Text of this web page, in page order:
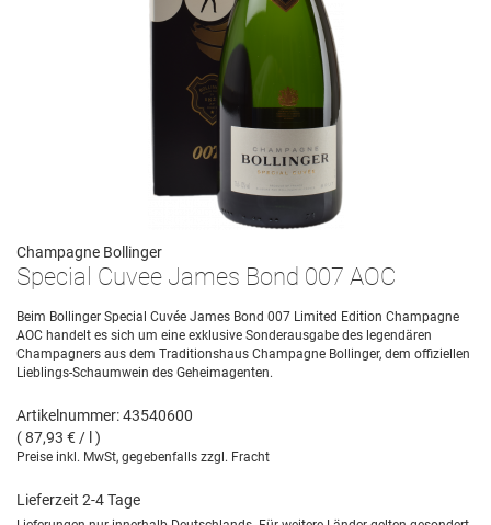
Champagne Bollinger
Special Cuvee James Bond 007 AOC
Beim Bollinger Special Cuvée James Bond 007 Limited Edition Champagne
AOC handelt es sich um eine exklusive Sonderausgabe des legendären
Champagners aus dem Traditionshaus Champagne Bollinger, dem offiziellen
Lieblings-Schaumwein des Geheimagenten.
Artikelnummer: 43540600
( 87,93 € / l )
Preise inkl. MwSt, gegebenfalls zzgl. Fracht
Lieferzeit 2-4 Tage